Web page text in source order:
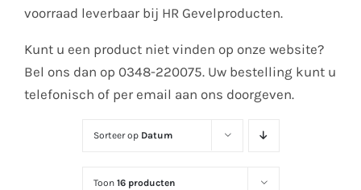
voorraad leverbaar bij HR Gevelproducten.
Kunt u een product niet vinden op onze website?
Bel ons dan op 0348-220075. Uw bestelling kunt u
telefonisch of per email aan ons doorgeven.
Sorteer op Datum
Toon 16 producten